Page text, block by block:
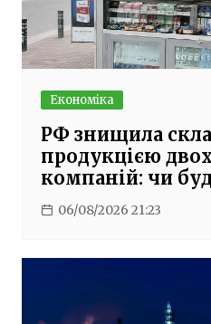
Економіка
РФ знищила
продукцією
компаній: чи
06/08/2026 21:23